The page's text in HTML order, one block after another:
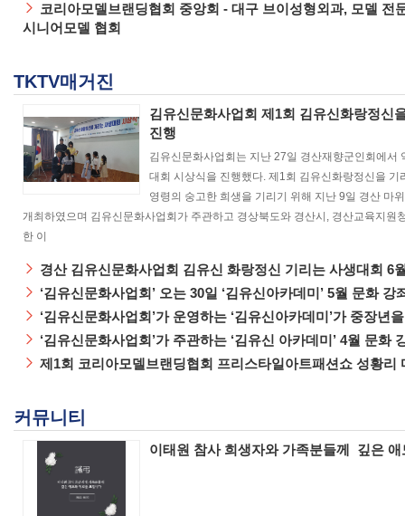
코리아모델브랜딩협회 중앙회 - 대구 브이성형외과, 모델
시니어모델 협회
TKTV매거진
김유신문화사업회 제1회 김유신화랑정신
진행
김유신문화사업회는 지난 27일 경산재향군인회에
대회 시상식을 진행했다. 제1회 김유신화랑정신을
영령의 숭고한 희생을 기리기 위해 지난 9일 경산 마
개최하였으며 김유신문화사업회가 주관하고 경상북도와 경산시, 경산교육지
한 이
경산 김유신문화사업회 김유신 화랑정신 기리는 사생대회 6
‘김유신문화사업회’ 오는 30일 ‘김유신아카데미’ 5월 문화
‘김유신문화사업회’가 운영하는 ‘김유신아카데미’가 중장년
‘김유신문화사업회’가 주관하는 ‘김유신 아카데미’ 4월 문화
제1회 코리아모델브랜딩협회 프리스타일아트패션쇼 성황리
커뮤니티
이태원 참사 희생자와 가족분들께 깊은